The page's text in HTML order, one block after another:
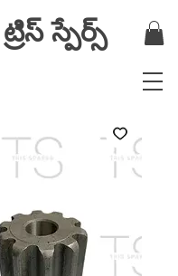
ట్రిస్ స్పేర్స్